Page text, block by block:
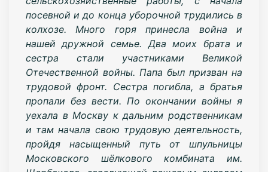
посевной и до конца уборочной трудились в
колхозе. Много горя принесла война и
нашей дружной семье. Два моих брата и
сестра стали участниками Великой
Отечественной войны. Папа был призван на
трудовой фронт. Сестра погибла, а братья
пропали без вести. По окончании войны я
уехала в Москву к дальним родственникам
и там начала свою трудовую деятельность,
пройдя насыщенный путь от шпульницы
Московского шёлкового комбината им.